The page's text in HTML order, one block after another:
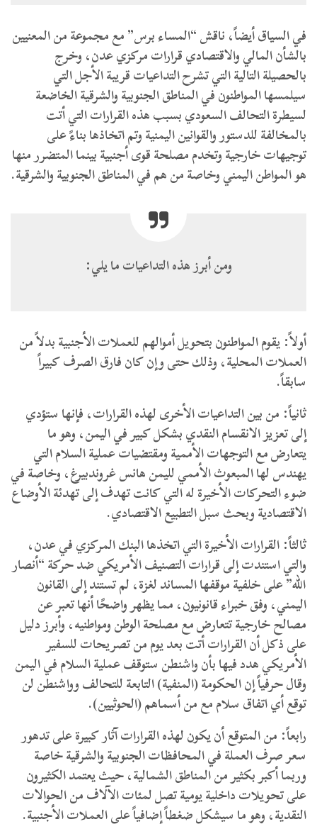
في السياق أيضاً، ناقش “المساء برس” مع مجموعة من المعنيين
بالشأن المالي والاقتصادي قرارات مركزي عدن، وخرج
بالحصيلة التالية التي تشرح التداعيات قريبة الأجل التي
سيلمسها المواطنون في المناطق الجنوبية والشرقية الخاضعة
لسيطرة التحالف السعودي بسبب هذه القرارات التي أتت
بالمخالفة للدستور والقوانين اليمنية وتم اتخاذها بناءً على
توجيهات خارجية وتخدم مصلحة قوى أجنبية بينما المتضرر منها
هو المواطن اليمني وخاصة من هم في المناطق الجنوبية والشرقية.
ومن أبرز هذه التداعيات ما يلي:
أولاً: يقوم المواطنون بتحويل أموالهم للعملات الأجنبية بدلاً من
العملات المحلية، وذلك حتى وإن كان فارق الصرف كبيراً
سابقاً.
ثانياً: من بين التداعيات الأخرى لهذه القرارات، فإنها ستؤدي
إلى تعزيز الانقسام النقدي بشكل كبير في اليمن، وهو ما
يتعارض مع التوجهات الأممية ومقتضيات عملية السلام التي
يهندس لها المبعوث الأممي لليمن هانس غروندبيرغ، وخاصة في
ضوء التحركات الأخيرة له التي كانت تهدف إلى تهدئة الأوضاع
الاقتصادية وبحث سبل التطبيع الاقتصادي.
ثالثاً: القرارات الأخيرة التي اتخذها البنك المركزي في عدن،
والتي استندت إلى قرارات التصنيف الأمريكي ضد حركة “أنصار
الله” على خلفية موقفها المساند لغزة، لم تستند إلى القانون
اليمني، وفق خبراء قانونيون، مما يظهر واضحًا أنها تعبر عن
مصالح خارجية تتعارض مع مصلحة الوطن ومواطنيه، وأبرز دليل
على ذكل أن القرارات أتت بعد يوم من تصريحات للسفير
الأمريكي هدد فيها بأن واشنطن ستوقف عملية السلام في اليمن
وقال حرفياً إن الحكومة (المنفية) التابعة للتحالف وواشنطن لن
توقع أي اتفاق سلام مع من أسماهم (الحوثيين).
رابعاً: من المتوقع أن يكون لهذه القرارات آثار كبيرة على تدهور
سعر صرف العملة في المحافظات الجنوبية والشرقية خاصة
وربما أكبر بكثير من المناطق الشمالية، حيث يعتمد الكثيرون
على تحويلات داخلية يومية تصل لمئات الآلاف من الحوالات
النقدية، وهو ما سيشكل ضغطاً إضافياً على العملات الأجنبية.